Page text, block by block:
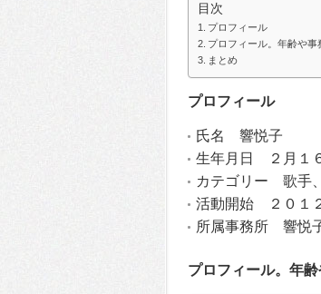
目次
プロフィール
プロフィール。年齢や
まとめ
プロフィール
氏名 響悦子
生年月日 ２月１
カテゴリー 歌手
活動開始 ２０１
所属事務所 響悦
プロフィール。年